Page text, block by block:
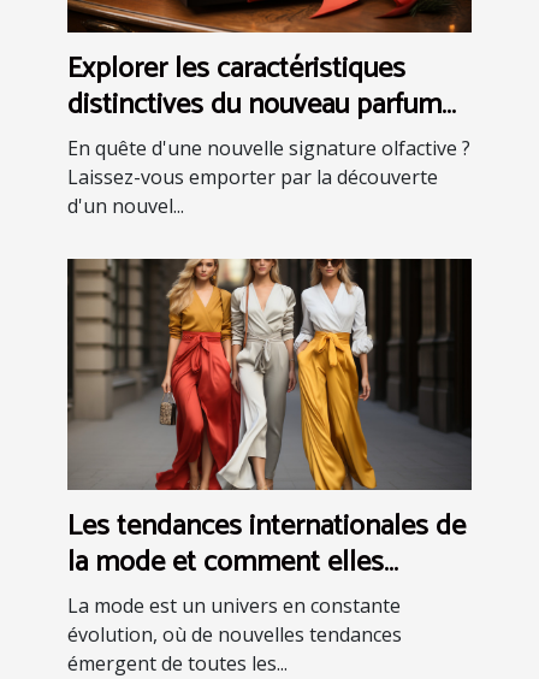
Explorer les caractéristiques
distinctives du nouveau parfum
pour homme: eau de toilette et
coffrets
En quête d'une nouvelle signature olfactive ?
Laissez-vous emporter par la découverte
d'un nouvel...
Les tendances internationales de
la mode et comment elles
peuvent inspirer votre style
La mode est un univers en constante
évolution, où de nouvelles tendances
émergent de toutes les...